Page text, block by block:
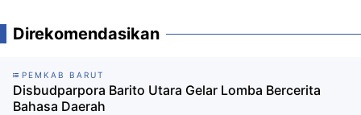
Direkomendasikan
PEMKAB BARUT
Disbudparpora Barito Utara Gelar Lomba Bercerita
Bahasa Daerah